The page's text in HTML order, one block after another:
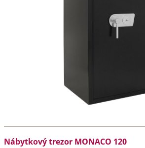
Nábytkový trezor MONACO 120